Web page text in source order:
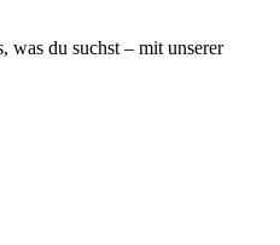
was du suchst – mit unserer